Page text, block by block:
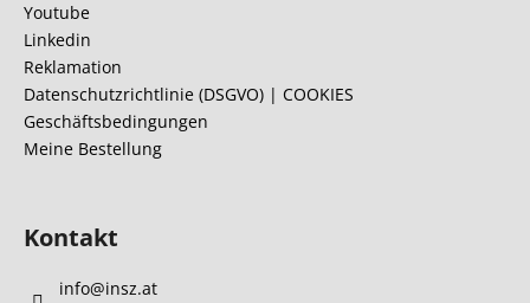
e
Youtube
Linkedin
Reklamation
Datenschutzrichtlinie (DSGVO) | COOKIES
Geschäftsbedingungen
Meine Bestellung
Kontakt
info@insz.at